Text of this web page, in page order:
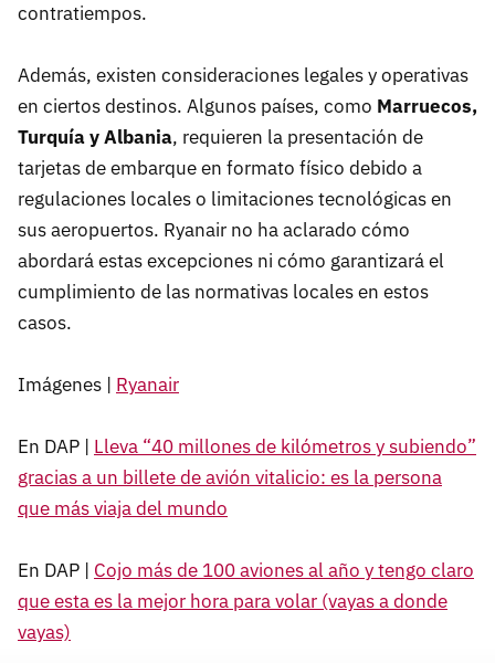
contratiempos. ​
Además, existen consideraciones legales y operativas
en ciertos destinos. Algunos países, como Marruecos,
Turquía y Albania, requieren la presentación de
tarjetas de embarque en formato físico debido a
regulaciones locales o limitaciones tecnológicas en
sus aeropuertos. Ryanair no ha aclarado cómo
abordará estas excepciones ni cómo garantizará el
cumplimiento de las normativas locales en estos
casos. ​
Imágenes | Ryanair
En DAP | Lleva “40 millones de kilómetros y subiendo”
gracias a un billete de avión vitalicio: es la persona
que más viaja del mundo
En DAP | Cojo más de 100 aviones al año y tengo claro
que esta es la mejor hora para volar (vayas a donde
vayas)